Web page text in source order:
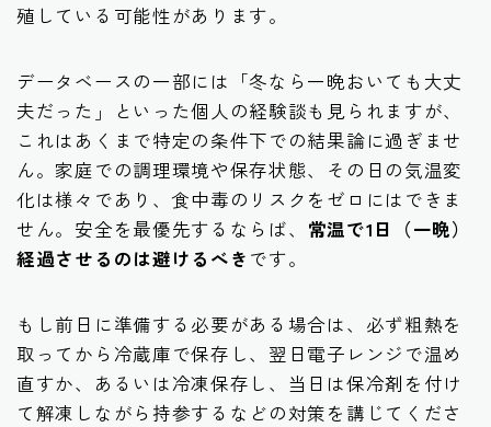
殖している可能性があります。
データベースの一部には「冬なら一晩おいても大丈
夫だった」といった個人の経験談も見られますが、
これはあくまで特定の条件下での結果論に過ぎませ
ん。家庭での調理環境や保存状態、その日の気温変
化は様々であり、食中毒のリスクをゼロにはできま
せん。安全を最優先するならば、 常温で1日（一晩）
経過させるのは避けるべき です。
もし前日に準備する必要がある場合は、必ず粗熱を
取ってから冷蔵庫で保存し、翌日電子レンジで温め
直すか、あるいは冷凍保存し、当日は保冷剤を付け
て解凍しながら持参するなどの対策を講じてくださ